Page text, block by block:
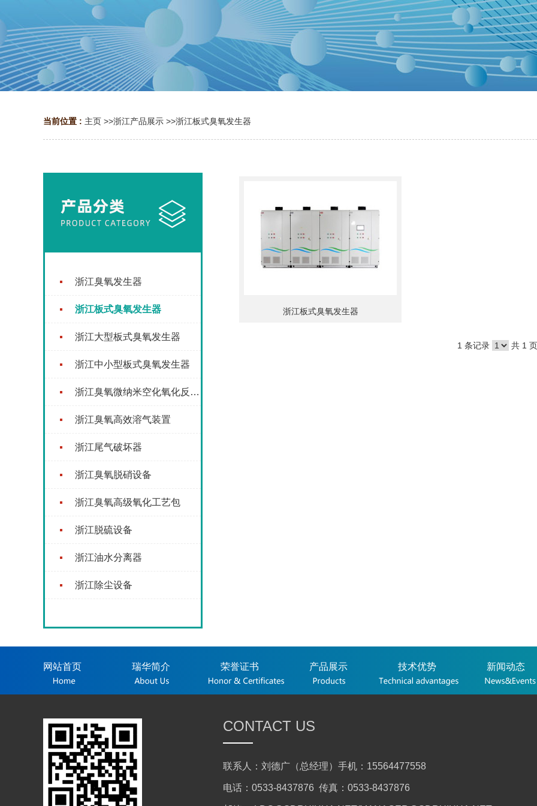
当前位置 : 主页 >>浙江产品展示 >>浙江板式臭氧发生器
浙江臭氧发生器
浙江板式臭氧发生器
浙江大型板式臭氧发生器
浙江中小型板式臭氧发生器
浙江臭氧微纳米空化氧化反应器
浙江臭氧高效溶气装置
浙江尾气破坏器
浙江臭氧脱硝设备
浙江臭氧高级氧化工艺包
浙江脱硫设备
浙江油水分离器
浙江除尘设备
浙江板式臭氧发生器
1 条记录 共 1 页
网站首页 瑞华简介 荣誉证书 产品展示 技术优势 新闻动态
CONTACT US
联系人：刘德广（总经理）手机：15564477558
电话：0533-8437876 传真：0533-8437876